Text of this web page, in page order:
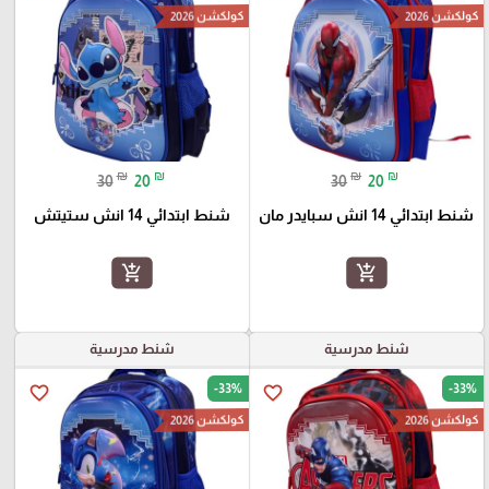
كولكشن 2026
30 ₪ 20 ₪
شنط ابتدائي 14 انش سبايدر مان
add_shopping_cart
كولكشن 2026
30 ₪ 20 ₪
شنط ابتدائي 14 انش ستيتش
add_shopping_cart
شنط مدرسية
favorite_border -33%
كولكشن 2026
شنط مدرسية
favorite_border -33%
كولكشن 2026